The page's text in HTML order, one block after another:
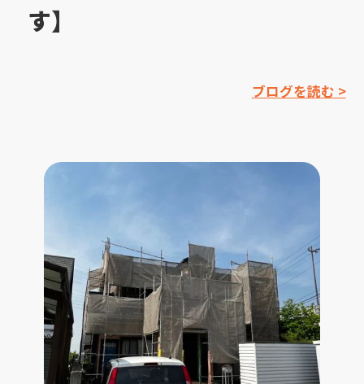
す】
ブログを読む >